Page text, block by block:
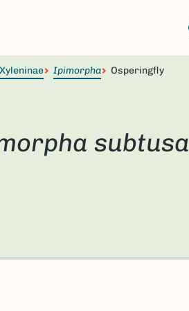
Xyleninae Ipimorpha Osperingfly
subtusa